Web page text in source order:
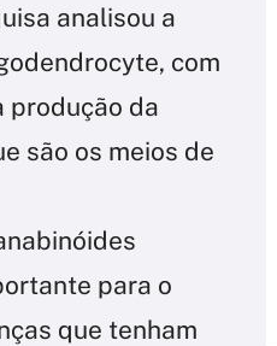
analisou a
com
produção da
são os meios de
para o
que tenham